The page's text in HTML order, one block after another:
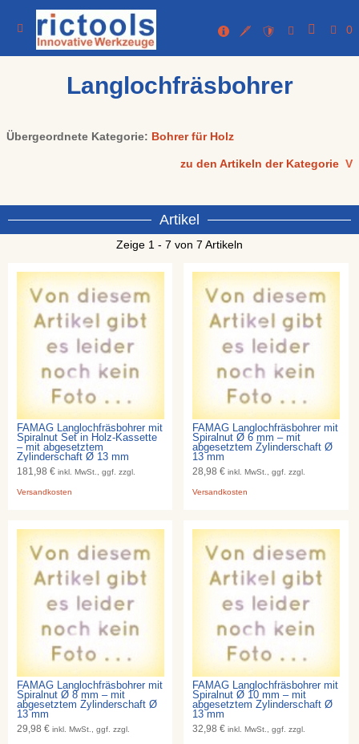
0
Langlochfräsbohrer
Übergeordnete Kategorie: Bohrer für Holz
zu den Artikeln der Kategorie V
Artikel
Zeige 1 - 7 von 7 Artikeln
FAMAG Langlochfräsbohrer mit
Spiralnut Set in Holz-Kassette
– mit abgesetztem
Zylinderschaft Ø 13 mm
181,98 € inkl. MwSt., ggf. zzgl.
Versandkosten
FAMAG Langlochfräsbohrer mit
Spiralnut Ø 6 mm – mit
abgesetztem Zylinderschaft Ø
13 mm
28,98 €inkl. MwSt., ggf. zzgl.
Versandkosten
FAMAG Langlochfräsbohrer mit
Spiralnut Ø 8 mm – mit
abgesetztem Zylinderschaft Ø
13 mm
29,98 € inkl. MwSt., ggf. zzgl.
FAMAG Langlochfräsbohrer mit
Spiralnut Ø 10 mm – mit
abgesetztem Zylinderschaft Ø
13 mm
32,98 €inkl. MwSt., ggf. zzgl.